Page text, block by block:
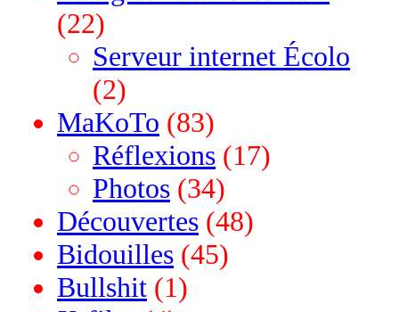
(22)
Serveur internet Écolo
(2)
MaKoTo (83)
Réflexions (17)
Photos (34)
Découvertes (48)
Bidouilles (45)
Bullshit (1)